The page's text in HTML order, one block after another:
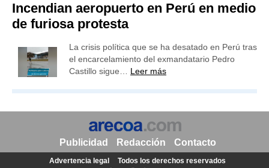
Incendian aeropuerto en Perú en medio
de furiosa protesta
La crisis política que se ha desatado en Perú tras
el encarcelamiento del exmandatario Pedro
Castillo sigue… Leer más
Publicidad Redacción Contacto
Advertencia legal
Todos los derechos reservados